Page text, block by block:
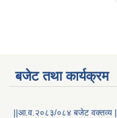
बजेट तथा कार्यक्रम
||आ.व.२०८३/०८४ बजेट वक्तव्य